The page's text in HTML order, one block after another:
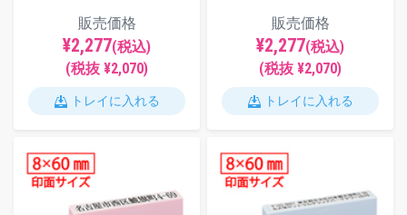
販売価格
¥2,277(税込)
(税抜 ¥2,070)
トレイに入れる
販売価格
¥2,277(税込)
(税抜 ¥2,070)
トレイに入れる